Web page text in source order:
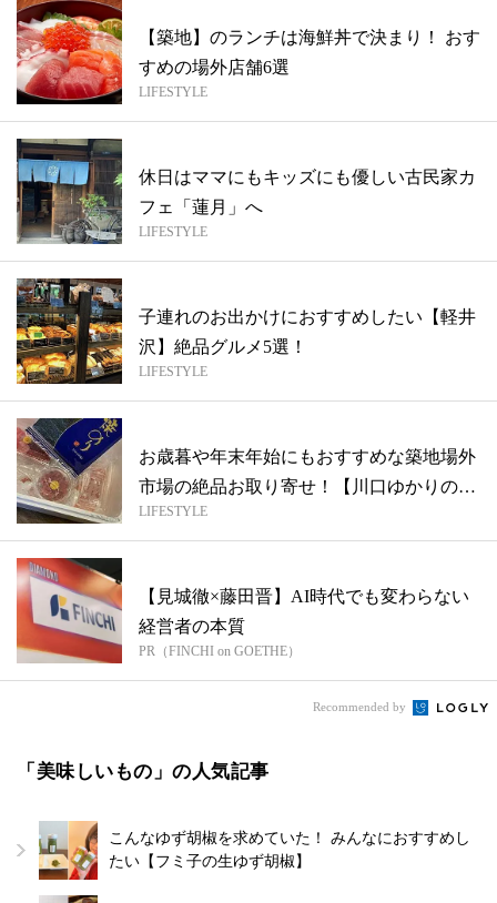
【築地】のランチは海鮮丼で決まり！ おす
すめの場外店舗6選
LIFESTYLE
休日はママにもキッズにも優しい古民家カ
フェ「蓮月」へ
LIFESTYLE
子連れのお出かけにおすすめしたい【軽井
沢】絶品グルメ5選！
LIFESTYLE
お歳暮や年末年始にもおすすめな築地場外
市場の絶品お取り寄せ！【川口ゆかりの丁
寧な...
LIFESTYLE
【見城徹×藤田晋】AI時代でも変わらない
経営者の本質
PR（FINCHI on GOETHE）
Recommended by
「美味しいもの」の人気記事
こんなゆず胡椒を求めていた！ みんなにおすすめし
たい【フミ子の生ゆず胡椒】